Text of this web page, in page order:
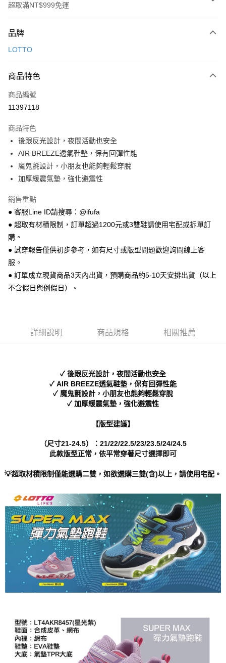
超取滿NT$999免運
信用卡一次付款
LINE Pay
Apple Pay
悠遊付
Google Pay
全盈+PAY
相關說明
【關於「AFTEE先享後付」】
AFTEE先享後付是「在收到商品之後才付款」的支付方式。 讓您購物簡單
１．簡單：不需註冊會員、不需綁卡、不需儲值。
２．便利：只要手機號碼，簡訊認證，即可結帳。
３．安心：先確認商品／服務後，再付款。
【「AFTEE先享後付」結帳流程】
１．於結帳方式選擇「AFTEE先享後付」後，將跳轉至「AFTEE先享後付」
※ 請注意：結帳手續完成當下不需立刻繳費，但若您需要取消訂單，請聯絡
https://netprotections.freshdesk.com/support/home
１．透過由恩沛科技股份有限公司提供之「AFTEE先享後付」服務完成之交
權轉讓予恩沛科技股份有限公司。
https://aftee.tw/terms/#terms3
３．未成年的使用者請事先徵得法定代理人或監護人之同意方可使用
「AFTEE先享後付」，若未經同意申辦者引起之損失，本公司不負相關責
４．使用「AFTEE先享後付」時，將依據個別帳號之用戶狀況，依本公司即
請求用戶進行身份認證。
５．嚴禁一人註冊多個帳號或使用他人資訊註冊。若發現惡意使用之情形，
恩沛科技股份有限公司將有權停止該用戶之使用額度並採取法律行動。
ATM付款
運送方式
全家 取貨付款
每筆NT$70，滿NT$999(含以上)免運費
付款後 全家取貨
每筆NT$70，滿NT$999(含以上)免運費
每筆NT$90，滿NT$999(含以上)免運費
品牌
LOTTO
商品特色
商品編號
11397118
商品特色
後跟反光設計，夜間活動也安全
AIR BREEZE透氣鞋墊，保有回彈性能
魔鬼氈設計，小朋友也能夠輕鬆穿脫
加厚緩震氣墊，強化避震性
銷售重點
● 客服Line ID請搜尋：@ifufa
● 超取有材積限制，訂單超過1200元或3雙鞋請使用宅配或拆單訂
購。
● 試穿報告僅供初步參考，如有尺寸或版型問題歡迎詢問線上客
服。
● 訂單成立現貨商品3天內出貨，預購商品約5-10天安排出貨（以上
不含假日與例假日）。
詳細說明 商品規格 相關推薦
✓ 後跟反光設計，夜間活動也安全
✓ AIR BREEZE透氣鞋墊，保有回彈性能
✓ 魔鬼氈設計，小朋友也能夠輕鬆穿脫
✓ 加厚緩震氣墊，強化避震性
【版型建議】
（尺寸21-24.5）：21/22/22.5/23/23.5/24/24.5
此款版型正常，依平常穿著尺寸選擇即可
💡超取材積限制僅能選購二雙，如欲選購三雙(含)以上，請使用宅配。